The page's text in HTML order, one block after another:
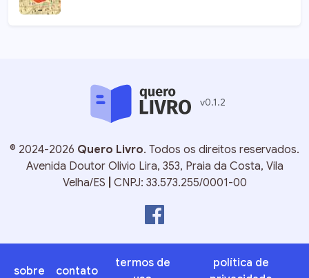
v0.1.2
© 2024-2026 Quero Livro. Todos os direitos reservados.
Avenida Doutor Olivio Lira, 353, Praia da Costa, Vila
Velha/ES
CNPJ: 33.573.255/0001-00
sobre contato
termos de
política de